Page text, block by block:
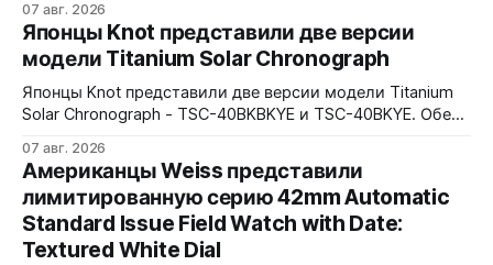
стекло 2,5 мм с антибликом. Крышка с гравировкой
дайверской маски. Соответствует стандарту MIL-STD-
810H. Водозащита 300 метров. 40x41,5 мм Seiko VH31A
кварц На черном каучуковом ремешке
07 авг. 2026
Японцы Knot представили две версии
модели Titanium Solar Chronograph
Японцы Knot представили две версии модели Titanium
Solar Chronograph - TSC-40BKBKYE и TSC-40BKYE. Обе
у TSC-40BKBKYE жёлтые акценты на чёрном
циферблате, у TSC-40BKYE - полностью жёлтый
циферблат. Логотип Knot также выполнен в жёлтом
цвете. Часы продаются в комплекте с силиконовым
ремешком.
07 авг. 2026
Американцы Weiss представили
лимитированную серию 42mm Automatic
Standard Issue Field Watch with Date:
Textured White Dial